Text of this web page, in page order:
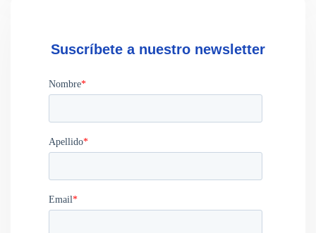
Suscríbete a nuestro newsletter